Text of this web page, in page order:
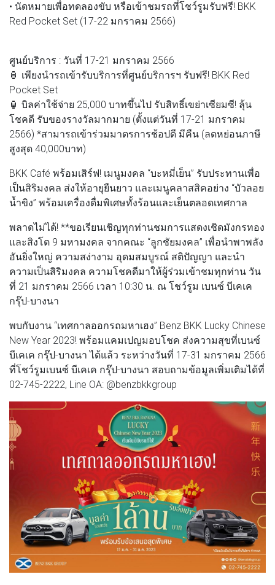
• นัดหมายเพื่อทดลองขับ หรือเข้าชมรถที่โชว์รูมรับฟรี! BKK
Red Pocket Set (17-22 มกราคม 2566)
ศูนย์บริการ : วันที่ 17-21 มกราคม 2566
🏮 เพียงนำรถเข้ารับบริการที่ศูนย์บริการฯ รับฟรี! BKK Red
Pocket Set
🏮 บิลค่าใช้จ่าย 25,000 บาทขึ้นไป รับสิทธิ์เขย่าเซียมซี! ลุ้น
โชคดี รับของรางวัลมากมาย (ตั้งแต่วันที่ 17-21 มกราคม
2566) *สามารถเข้าร่วมมาตรการช้อปดี มีคืน (ลดหย่อนภาษี
สูงสุด 40,000บาท)
BKK Café พร้อมเสิร์ฟ! เมนูมงคล “บะหมี่เย็น” รับประทานเพื่อ
เป็นสิริมงคล ส่งให้อายุยืนยาว และเมนูคลาสสิคอย่าง “บัวลอย
น้ำขิง” พร้อมเครื่องดื่มพิเศษทั้งร้อนและเย็นตลอดเทศกาล
พลาดไม่ได้! **ขอเรียนเชิญทุกท่านชมการแสดงเชิดมังกรทอง
และสิงโต 9 มหามงคล จากคณะ “ลูกชัยมงคล” เพื่อนำพาพลัง
อันยิ่งใหญ่ ความสง่างาม อุดมสมบูรณ์ สติปัญญา และนำ
ความเป็นสิริมงคล ความโชคดีมาให้ผู้ร่วมเข้าชมทุกท่าน วัน
ที่ 21 มกราคม 2566 เวลา 10:30 น. ณ โชว์รูม เบนซ์ บีเคเค
กรุ๊ป-บางนา
พบกับงาน “เทศกาลออกรถมหาเฮง” Benz BKK Lucky Chinese
New Year 2023! พร้อมแคมเปญมอบโชค ส่งความสุขที่เบนซ์
บีเคเค กรุ๊ป-บางนา ได้แล้ว ระหว่างวันที่ 17-31 มกราคม 2566
ที่โชว์รูมเบนซ์ บีเคเค กรุ๊ป-บางนา สอบถามข้อมูลเพิ่มเติมได้ที่
02-745-2222, Line OA: @benzbkkgroup